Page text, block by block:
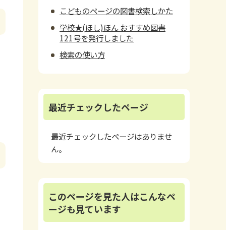
こどものページの図書検索しかた
学校★(ほし)ほん おすすめ図書
121号を発行しました
検索の使い方
最近チェックしたページ
最近チェックしたページはありませ
ん。
このページを見た人はこんなペ
ージも見ています